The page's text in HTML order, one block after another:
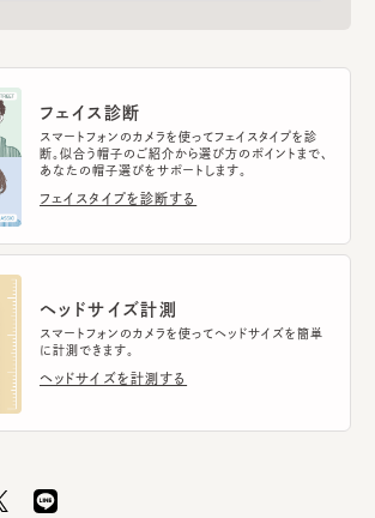
フェイス診断
スマートフォンのカメラを使ってフェイスタイプを診
断。似合う帽子のご紹介から選び方のポイントまで、
あなたの帽子選びをサポートします。
フェイスタイプを診断する
ヘッドサイズ計測
スマートフォンのカメラを使ってヘッドサイズを簡単
に計測できます。
ヘッドサイズを計測する